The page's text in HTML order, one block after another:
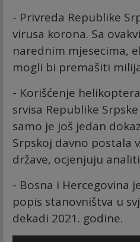
- Privreda Republike
virusa korona. Sa
narednim mjesecima,
mogli bi premašiti
- Korišćenje
srvisa Republike
samo je još jedan
Srpskoj davno postala
države, ocjenjuju
- Bosna i Hercegovina
popis stanovništva u
dekadi 2021. godine.